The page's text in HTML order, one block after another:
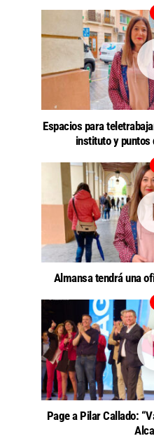
Espacios para
instituto y
Almansa tendrá una
Page a Pilar Callado: